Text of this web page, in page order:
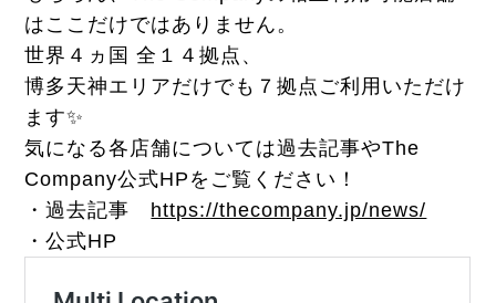
はここだけではありません。
世界４ヵ国 全１４拠点、
博多天神エリアだけでも７拠点ご利用いただけ
ます✨
気になる各店舗については過去記事やThe
Company公式HPをご覧ください！
・過去記事 https://thecompany.jp/news/
・公式HP